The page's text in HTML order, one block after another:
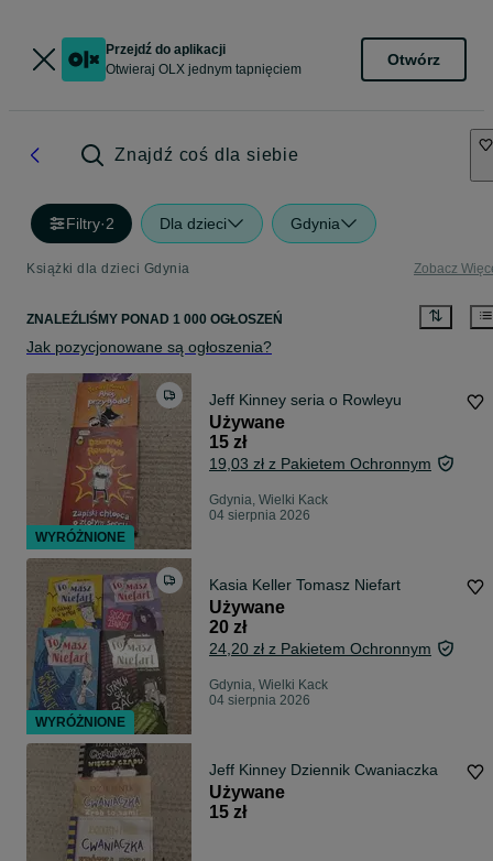
Przejdź do aplikacji
Otwieraj OLX jednym tapnięciem
Otwórz
Znajdź coś dla siebie
Filtry·2 Dla dzieci Gdynia
Książki dla dzieci Gdynia Zobacz
ZNALEŹLIŚMY PONAD 1 000 OGŁOSZEŃ
Jak pozycjonowane są ogłoszenia?
Jeff Kinney seria o Rowleyu
Używane
15 zł
19,03 zł z Pakietem Ochronnym
Gdynia, Wielki Kack
04 sierpnia 2026
Kasia Keller Tomasz Niefart
Używane
20 zł
24,20 zł z Pakietem Ochronnym
Gdynia, Wielki Kack
04 sierpnia 2026
Jeff Kinney Dziennik Cwaniaczka
Używane
15 zł
WYRÓŻNIONE
WYRÓŻNIONE